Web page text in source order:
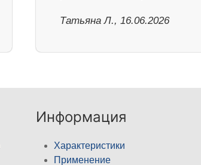
Татьяна Л., 16.06.2026
Информация
Характеристики
Применение